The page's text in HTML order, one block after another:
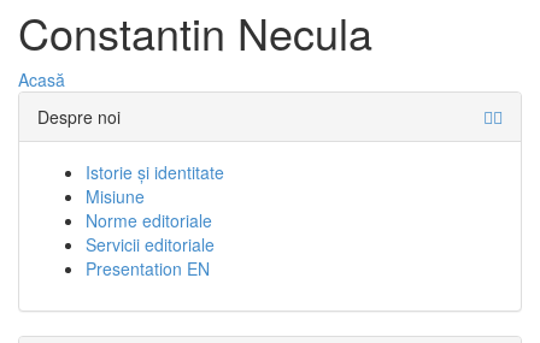
Constantin Necula
Acasă
Despre noi
Istorie și identitate
Misiune
Norme editoriale
Servicii editoriale
Presentation EN